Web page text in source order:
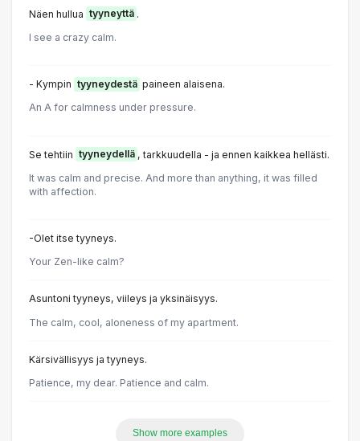
Näen hullua tyyneyttä .
I see a crazy calm.
- Kympin tyyneydestä paineen alaisena.
An A for calmness under pressure.
Se tehtiin tyyneydellä , tarkkuudella - ja ennen kaikkea hellästi.
It was calm and precise. And more than anything, it was filled
with affection.
-Olet itse tyyneys.
Your Zen-like calm?
Asuntoni tyyneys, viileys ja yksinäisyys.
The calm, cool, aloneness of my apartment.
Kärsivällisyys ja tyyneys.
Patience, my dear. Patience and calm.
Show more examples